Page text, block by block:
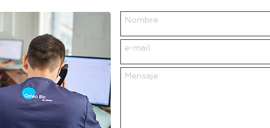
Nombre
e-mail
Mensaje